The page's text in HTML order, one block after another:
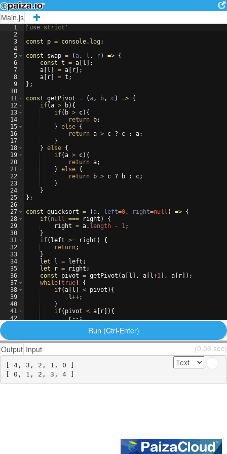
Main.js
1
2
3
4
5
6
7
8
9
10
11
12
13
14
15
16
17
18
19
20
21
22
23
24
25
26
27
28
29
30
31
32
33
34
35
36
37
38
39
40
41
42
'use strict'
const
p = console. log ;
const
swap = ( a, l , r) => {
const t = a l
;
a
l = a r
;
a
r = t ;
} ;
const getPivot = ( a, b, c) => {
if(a > b) {
if( b > c) {
return
b;
} else {
return a > c ? c : a;
}
} else {
if(a > c) {
return a;
} else {
return
b > c ? b : c;
}
}
} ;
const quicksort = ( a, left=0, right=null ) => {
if( null === right )
{
right = a. length - 1;
}
if( left >= right )
{
return;
}
let
l = left ;
let
r = right ;
const
pivot = getPivot (a l , a l+1 , a r ]) ;
while(true)
{
if(a l < pivot ) {
l++;
}
if( pivot < a r ]) {
r-- ;
Run (Ctrl-Enter)
Output Input (0.06 sec)
[ 4, 3, 2, 1, 0 ]